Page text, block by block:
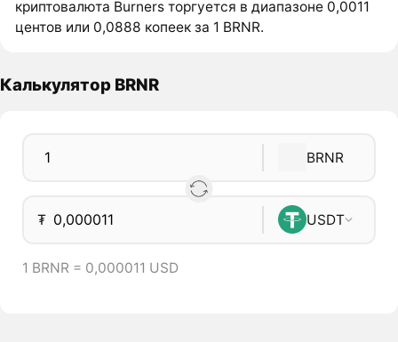
криптовалюта Burners торгуется в диапазоне 0,0011
центов или 0,0888 копеек за 1 BRNR.
Калькулятор BRNR
BRNR
₮ USDT
1 BRNR = 0,000011 USD